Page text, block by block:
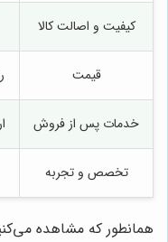
کیفیت و اصالت کالا
قیمت
خدمات پس از فروش
تخصص و تجربه
همانطور که مشاهده